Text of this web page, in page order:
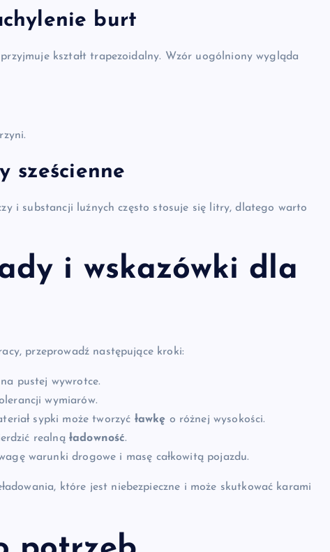
burt
kształt trapezoidalny. Wzór uogólniony wygląda
sześcienne
i substancji luźnych często stosuje się litry, dlatego warto
i wskazówki dla
przeprowadź następujące kroki:
pustej wywrotce.
wymiarów.
sypki może tworzyć ławkę o różnej wysokości.
realną ładowność.
warunki drogowe i masę całkowitą pojazdu.
które jest niebezpieczne i może skutkować karami